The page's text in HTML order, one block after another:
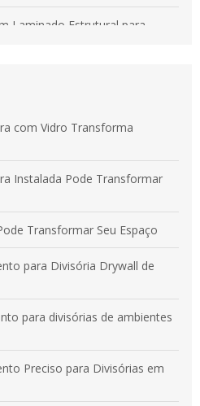
Laminado Estrutural para
Laminado Estrutural para
Benefícios para
com Vidro Transforma
Instalada Pode Transformar
Transformar Seu Espaço
para Divisória Drywall de
para divisórias de ambientes
Preciso para Divisórias em